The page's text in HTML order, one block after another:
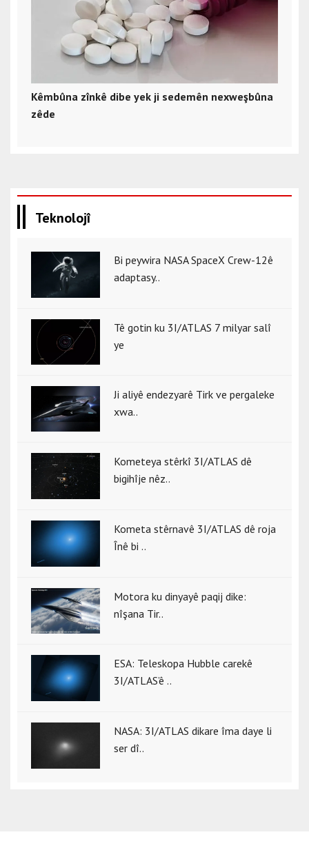
Kêmbûna zînkê dibe yek ji sedemên nexweşbûna
zêde
Teknolojî
Bi peywira NASA SpaceX Crew-12ê
adaptasy..
Tê gotin ku 3I/ATLAS 7 milyar salî
ye
Ji aliyê endezyarê Tirk ve pergaleke
xwa..
Kometeya stêrkî 3I/ATLAS dê
bigihîje nêz..
Kometa stêrnavê 3I/ATLAS dê roja
Înê bi ..
Motora ku dinyayê paqij dike:
nîşana Tir..
ESA: Teleskopa Hubble carekê
3I/ATLAS’ê ..
NASA: 3I/ATLAS dikare îma daye li
ser dî..